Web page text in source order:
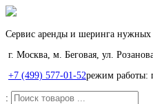
Сервис аренды и шеринга нужных
г. Москва, м. Беговая, ул.
+7 (499) 577-01-52режим работы:
: